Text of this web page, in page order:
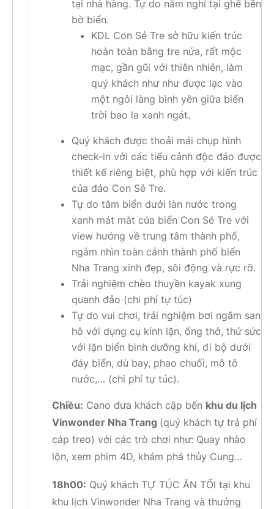
tại nhà hàng. Tự do nằm nghỉ tại ghế bên
bờ biển.
KDL Con Sẻ Tre sở hữu kiến trúc
hoàn toàn bằng tre nứa, rất mộc
mạc, gần gũi với thiên nhiên, làm
quý khách như như được lạc vào
một ngôi làng bình yên giữa biển
trời bao la xanh ngát.
Quý khách được thoải mái chụp hình
check-in với các tiểu cảnh độc đáo được
thiết kế riêng biệt, phù hợp với kiến trúc
của đảo Con Sẻ Tre.
Tự do tắm biển dưới làn nước trong
xanh mát mắt của biển Con Sẻ Tre với
view hướng về trung tâm thành phố,
ngắm nhìn toàn cảnh thành phố biển
Nha Trang xinh đẹp, sôi động và rực rỡ.
Trải nghiệm chèo thuyền kayak xung
quanh đảo (chi phí tự túc)
Tự do vui chơi, trải nghiệm bơi ngắm san
hô với dụng cụ kính lặn, ống thở, thử sức
với lặn biển bình dưỡng khí, đi bộ dưới
đáy biển, dù bay, phao chuối, mô tô
nước,… (chi phí tự túc).
Chiều: Cano đưa khách cập bến khu du lịch
Vinwonder Nha Trang (quý khách tự trả phí
cáp treo) với các trò chơi như: Quay nhào
lộn, xem phim 4D, khám phá thủy Cung…
18h00: Quý khách TỰ TÚC ĂN TỐI tại khu
khu lịch Vinwonder Nha Trang và thưởng